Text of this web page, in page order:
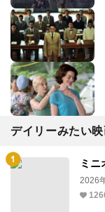
デイリーみたい
ミニ
2026